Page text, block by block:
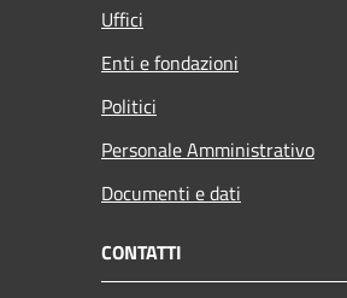
Uffici
Enti e fondazioni
Politici
Personale Amministrativo
Documenti e dati
CONTATTI